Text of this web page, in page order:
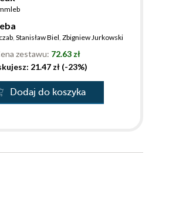
, Stanisław Biel, Zbigniew Jurkowski
zestawu: 72.63 zł
21.47 zł (-23%)
Dodaj do koszyka